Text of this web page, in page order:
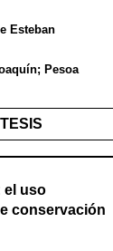
Esteban
Pesoa
el uso
conservación